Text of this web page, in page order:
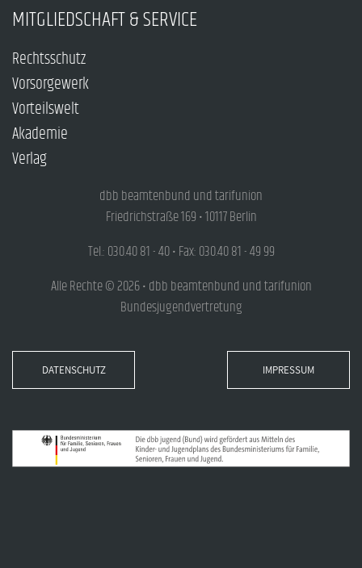
MITGLIEDSCHAFT & SERVICE
Rechtsschutz
Vorsorgewerk
Vorteilswelt
Akademie
Verlag
dbb beamtenbund und tarifunion
Friedrichstraße 169 • 10117 Berlin
Tel.: 030.40 81 - 40 • Fax: 030.40 81 - 49 99
Alle Rechte © 2026 • dbb beamtenbund und tarifunion
Bundesjugendvertretung
DATENSCHUTZ IMPRESSUM